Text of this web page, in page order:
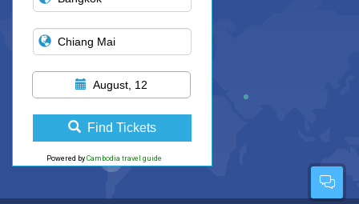
August, 12
Find Tickets
Powered by Cambodia travel guide